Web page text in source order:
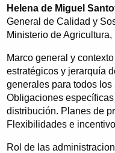
Helena de Miguel
General de Calidad y
Ministerio de
Marco general y
estratégicos y jerarquía
generales para todos
Obligaciones
distribución. Planes de
Flexibilidades e
Rol de las